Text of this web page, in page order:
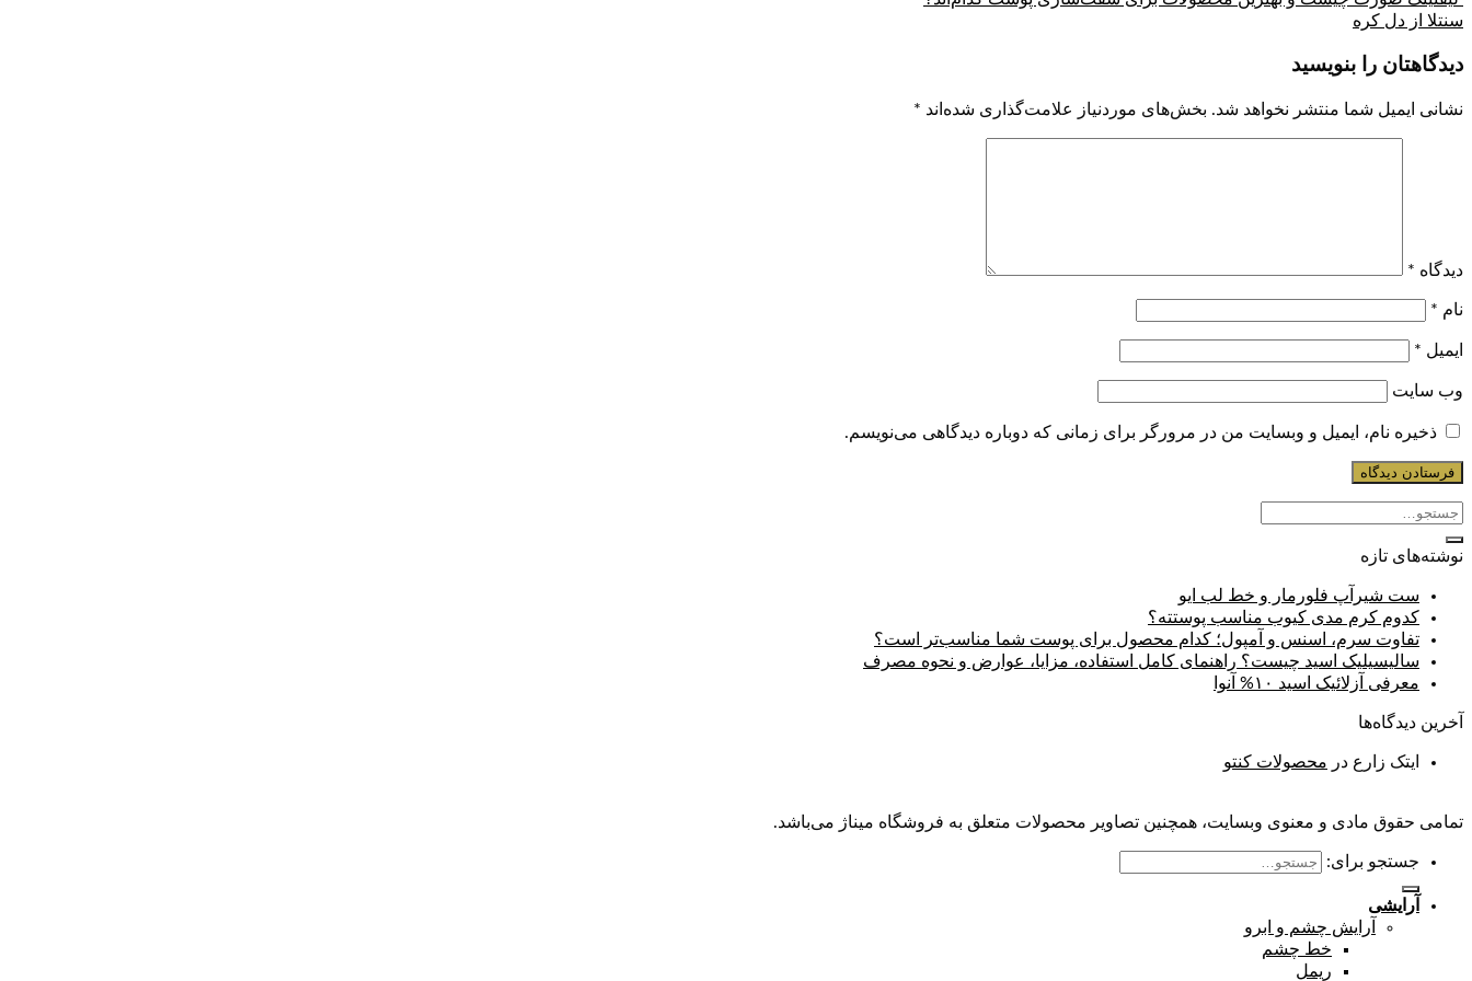
سنتلا از دل کره
دیدگاهتان را بنویسید
نشانی ایمیل شما منتشر نخواهد شد. بخش‌های موردنیاز علامت‌گذاری شده‌اند *
دیدگاه *
نام *
ایمیل *
وب‌ سایت
ذخیره نام، ایمیل و وبسایت من در مرورگر برای زمانی که دوباره دیدگاهی می‌نویسم.
نوشته‌های تازه
ست شیرآپ فلورمار و خط لب ایو
کدوم کرم مدی کیوب مناسب پوستته؟
تفاوت سرم، اسنس و آمپول؛ کدام محصول برای پوست شما مناسب‌تر است؟
سالیسیلیک اسید چیست؟ راهنمای کامل استفاده، مزایا، عوارض و نحوه مصرف
معرفی آزلائیک اسید ۱۰% آنوا
آخرین دیدگاه‌ها
ایتک زارع در محصولات کنتو
تمامی حقوق مادی و معنوی وبسایت، همچنین تصاویر محصولات متعلق به فروشگاه میناژ می‌باشد.
جستجو برای:
آرایشی
آرایش چشم و ابرو
خط چشم
ریمل